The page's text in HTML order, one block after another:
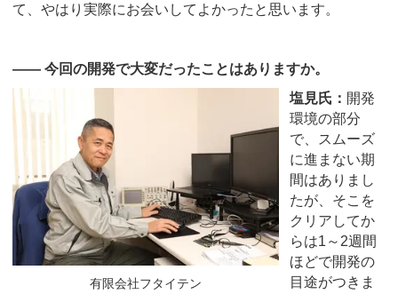
て、やはり実際にお会いしてよかったと思います。
―― 今回の開発で大変だったことはありますか。
有限会社フタイテン
塩見氏： 開発
環境の部分
で、スムーズ
に進まない期
間はありまし
たが、そこを
クリアしてか
らは1～2週間
ほどで開発の
目途がつきま